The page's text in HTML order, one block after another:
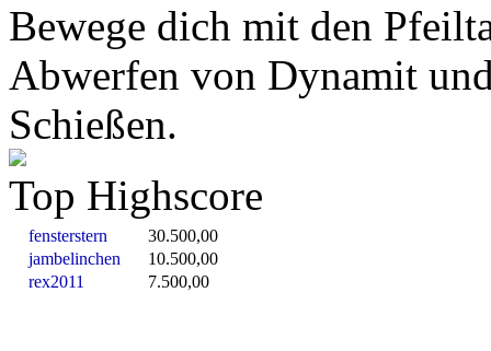
Bewege dich mit den
Abwerfen von Dynamit
Schießen.
Top Highscore
fensterstern
30.500,00
jambelinchen
10.500,00
rex2011
7.500,00